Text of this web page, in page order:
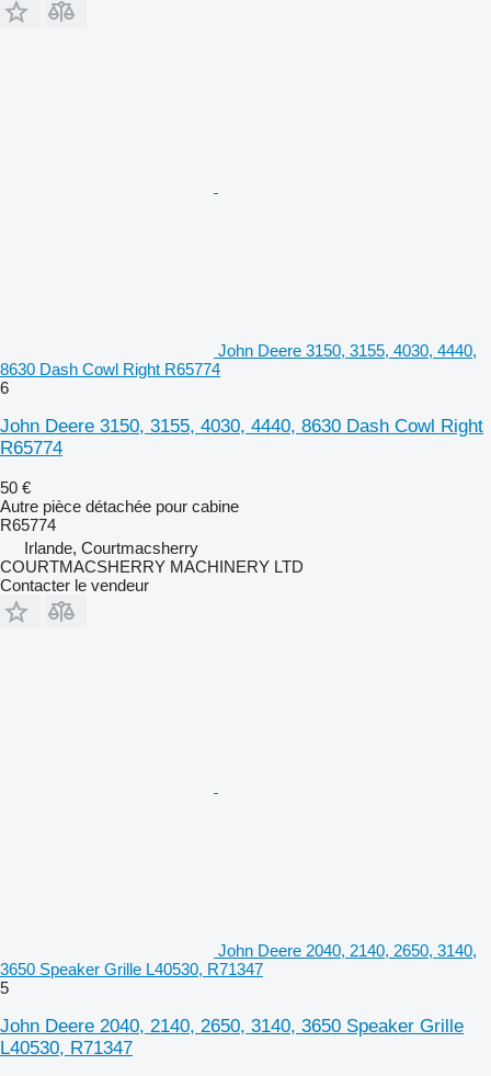
John Deere 3150, 3155, 4030, 4440,
8630 Dash Cowl Right R65774
6
John Deere 3150, 3155, 4030, 4440, 8630 Dash Cowl Right
R65774
50 €
Autre pièce détachée pour cabine
R65774
Irlande, Courtmacsherry
COURTMACSHERRY MACHINERY LTD
Contacter le vendeur
John Deere 2040, 2140, 2650, 3140,
3650 Speaker Grille L40530, R71347
5
John Deere 2040, 2140, 2650, 3140, 3650 Speaker Grille
L40530, R71347